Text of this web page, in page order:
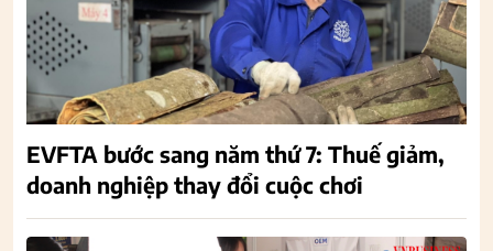
EVFTA bước sang năm thứ 7: Thuế giảm,
doanh nghiệp thay đổi cuộc chơi